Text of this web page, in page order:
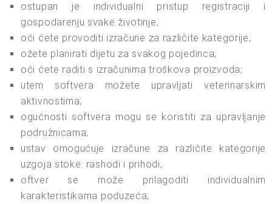
ostupan je individualni pristup registraciji i
gospodarenju svake životinje;
oći ćete provoditi izračune za različite kategorije;
ožete planirati dijetu za svakog pojedinca;
oći ćete raditi s izračunima troškova proizvoda;
utem softvera možete upravljati veterinarskim
aktivnostima;
ogućnosti softvera mogu se koristiti za upravljanje
podružnicama;
ustav omogućuje izračune za različite kategorije
uzgoja stoke: rashodi i prihodi;
oftver se može prilagoditi individualnim
karakteristikama poduzeća;